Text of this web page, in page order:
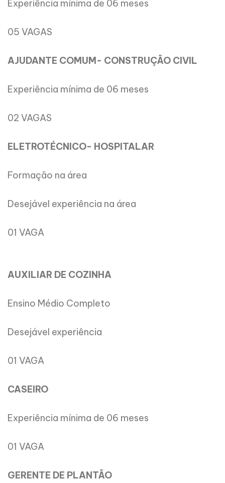
Experiência mínima de 06 meses
05 VAGAS
AJUDANTE COMUM- CONSTRUÇÃO CIVIL
Experiência mínima de 06 meses
02 VAGAS
ELETROTÉCNICO- HOSPITALAR
Formação na área
Desejável experiência na área
01 VAGA
AUXILIAR DE COZINHA
Ensino Médio Completo
Desejável experiência
01 VAGA
CASEIRO
Experiência mínima de 06 meses
01 VAGA
GERENTE DE PLANTÃO